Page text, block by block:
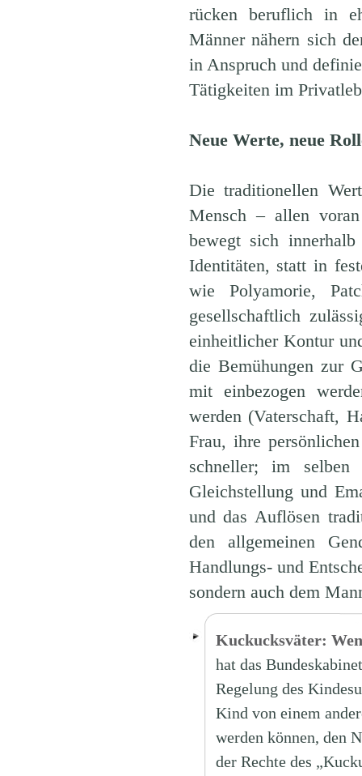
rücken beruflich in
Männer nähern sich
in Anspruch und
Tätigkeiten im
Neue Werte, neue
Die traditionellen
Mensch – allen
bewegt sich
Identitäten, statt in
wie Polyamorie,
gesellschaftlich
einheitlicher Kontur
die Bemühungen zur
mit einbezogen
werden (Vaterschaft,
Frau, ihre
schneller; im
Gleichstellung und
und das Auflösen
den allgemeinen
Handlungs- und
sondern auch dem
Kuckucksväter:
hat das
Regelung des
Kind von einem
werden können, den
der Rechte des